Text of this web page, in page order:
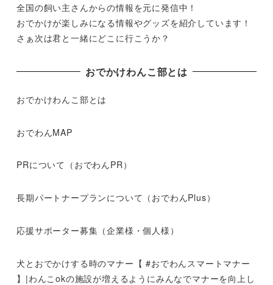
全国の飼い主さんからの情報を元に発信中！
おでかけが楽しみになる情報やグッズを紹介しています！
さぁ次は君と一緒にどこに行こうか？
おでかけわんこ部とは
おでかけわんこ部とは
おでわんMAP
PRについて（おでわんPR）
長期パートナープランについて（おでわんPlus）
応援サポーター募集（企業様・個人様）
犬とおでかけする時のマナー【 #おでわんスマートマナー
】|わんこokの施設が増えるようにみんなでマナーを向上し